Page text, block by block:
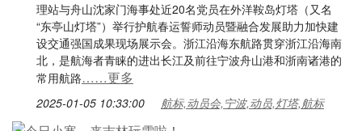
理站与舟山沈家门海事处近20名党员在外洋鞍岛灯塔（又名
“东亭山灯塔”）举行护航春运誓师动员暨融合发展助力加快建
设交通强国成果现场展示会。浙江沿海东航路贯穿浙江沿海南
北，是航海者青睐的进出长江及前往宁波舟山港和浙南诸港的
常用航路……更多
2025-01-05 10:33:00 航标,动员会,宁波,动员,灯塔,航标